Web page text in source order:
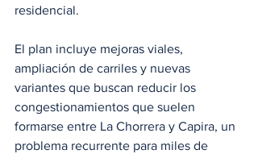
residencial.
El plan incluye mejoras viales,
ampliación de carriles y nuevas
variantes que buscan reducir los
congestionamientos que suelen
formarse entre La Chorrera y Capira, un
problema recurrente para miles de